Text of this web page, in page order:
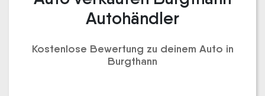
Autohändler
Kostenlose Bewertung zu deinem Auto in
Burgthann